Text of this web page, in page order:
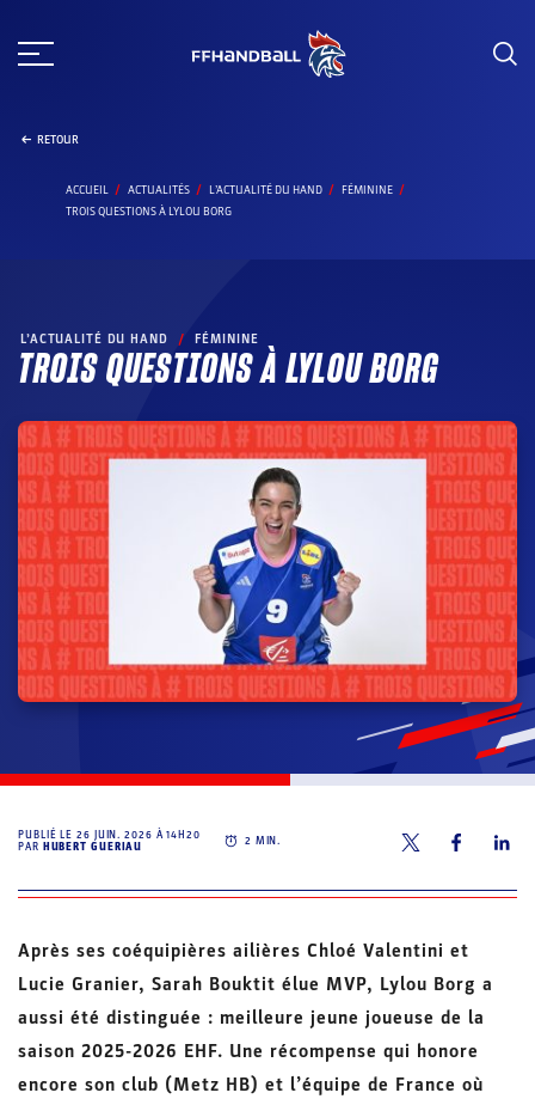
au
RETOUR
ACCUEIL ACTUALITÉS L’ACTUALITÉ DU HAND
FÉMININE
TROIS QUESTIONS À LYLOU BORG
L’ACTUALITÉ DU HAND / FÉMININE
TROIS QUESTIONS À LYLOU BORG
PUBLIÉ LE26 JUIN. 2026 À 14H20
PAR HUBERT GUERIAU 2 MIN.
Après ses coéquipières ailières Chloé Valentini et
Lucie Granier, Sarah Bouktit élue MVP, Lylou Borg a
aussi été distinguée : meilleure jeune joueuse de la
saison 2025-2026 EHF. Une récompense qui honore
encore son club (Metz HB) et l’équipe de France où